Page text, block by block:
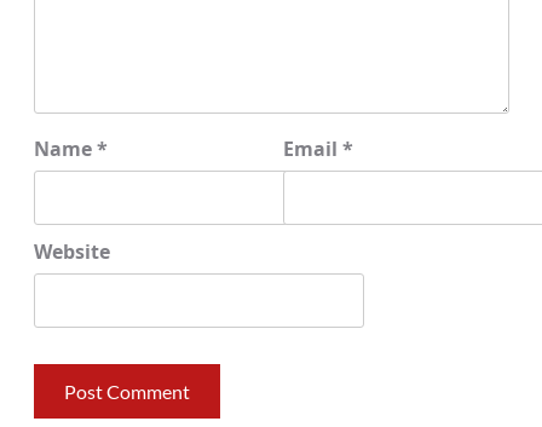
Name* Email *
Website